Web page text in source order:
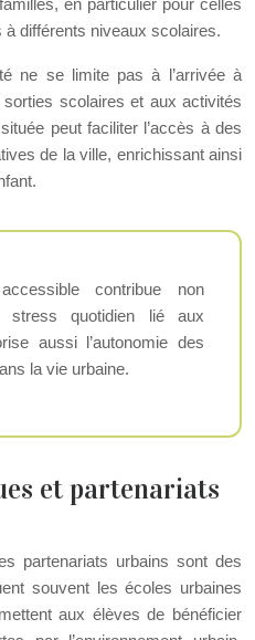
en particulier pour celles
différents niveaux scolaires.
ne se limite pas à l’arrivée à
sorties scolaires et aux activités
peut faciliter l’accès à des
de la ville, enrichissant ainsi
contribue non
quotidien lié aux
aussi l’autonomie des
la vie urbaine.
et partenariats
partenariats urbains sont des
souvent les écoles urbaines
aux élèves de bénéficier